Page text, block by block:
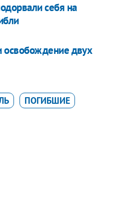
себя на
освобождение двух
ПОГИБШИЕ